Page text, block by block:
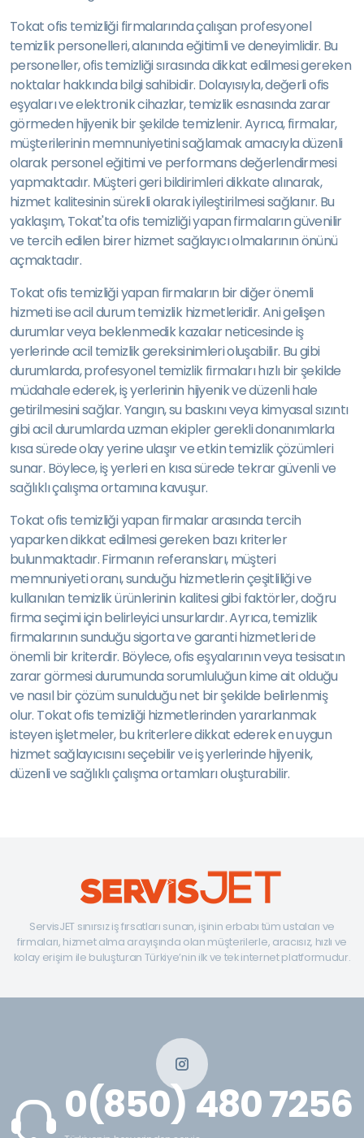
Tokat ofis temizliği firmalarında çalışan profesyonel
temizlik personelleri, alanında eğitimli ve deneyimlidir. Bu
personeller, ofis temizliği sırasında dikkat edilmesi gereken
noktalar hakkında bilgi sahibidir. Dolayısıyla, değerli ofis
eşyaları ve elektronik cihazlar, temizlik esnasında zarar
görmeden hijyenik bir şekilde temizlenir. Ayrıca, firmalar,
müşterilerinin memnuniyetini sağlamak amacıyla düzenli
olarak personel eğitimi ve performans değerlendirmesi
yapmaktadır. Müşteri geri bildirimleri dikkate alınarak,
hizmet kalitesinin sürekli olarak iyileştirilmesi sağlanır. Bu
yaklaşım, Tokat'ta ofis temizliği yapan firmaların güvenilir
ve tercih edilen birer hizmet sağlayıcı olmalarının önünü
açmaktadır.
Tokat ofis temizliği yapan firmaların bir diğer önemli
hizmeti ise acil durum temizlik hizmetleridir. Ani gelişen
durumlar veya beklenmedik kazalar neticesinde iş
yerlerinde acil temizlik gereksinimleri oluşabilir. Bu gibi
durumlarda, profesyonel temizlik firmaları hızlı bir şekilde
müdahale ederek, iş yerlerinin hijyenik ve düzenli hale
getirilmesini sağlar. Yangın, su baskını veya kimyasal sızıntı
gibi acil durumlarda uzman ekipler gerekli donanımlarla
kısa sürede olay yerine ulaşır ve etkin temizlik çözümleri
sunar. Böylece, iş yerleri en kısa sürede tekrar güvenli ve
sağlıklı çalışma ortamına kavuşur.
Tokat ofis temizliği yapan firmalar arasında tercih
yaparken dikkat edilmesi gereken bazı kriterler
bulunmaktadır. Firmanın referansları, müşteri
memnuniyeti oranı, sunduğu hizmetlerin çeşitliliği ve
kullanılan temizlik ürünlerinin kalitesi gibi faktörler, doğru
firma seçimi için belirleyici unsurlardır. Ayrıca, temizlik
firmalarının sunduğu sigorta ve garanti hizmetleri de
önemli bir kriterdir. Böylece, ofis eşyalarının veya tesisatın
zarar görmesi durumunda sorumluluğun kime ait olduğu
ve nasıl bir çözüm sunulduğu net bir şekilde belirlenmiş
olur. Tokat ofis temizliği hizmetlerinden yararlanmak
isteyen işletmeler, bu kriterlere dikkat ederek en uygun
hizmet sağlayıcısını seçebilir ve iş yerlerinde hijyenik,
düzenli ve sağlıklı çalışma ortamları oluşturabilir.
ServisJET sınırsız iş fırsatları sunan, işinin erbabı tüm ustaları ve
firmaları, hizmet alma arayışında olan müşterilerle, aracısız, hızlı ve
kolay erişim ile buluşturan Türkiye’nin ilk ve tek internet platformudur.
0(850) 480 7256